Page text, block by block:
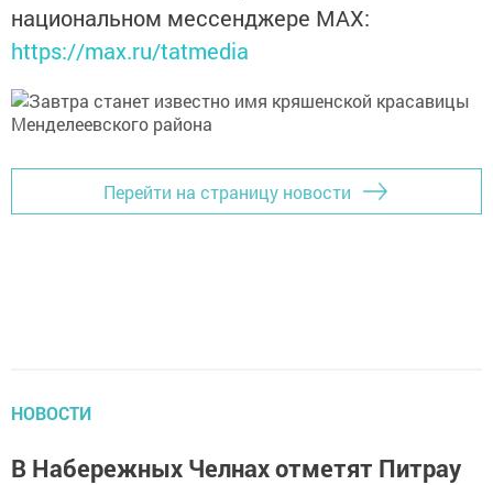
национальном мессенджере MАХ:
https://max.ru/tatmedia
Перейти на страницу новости
НОВОСТИ
В Набережных Челнах отметят Питрау